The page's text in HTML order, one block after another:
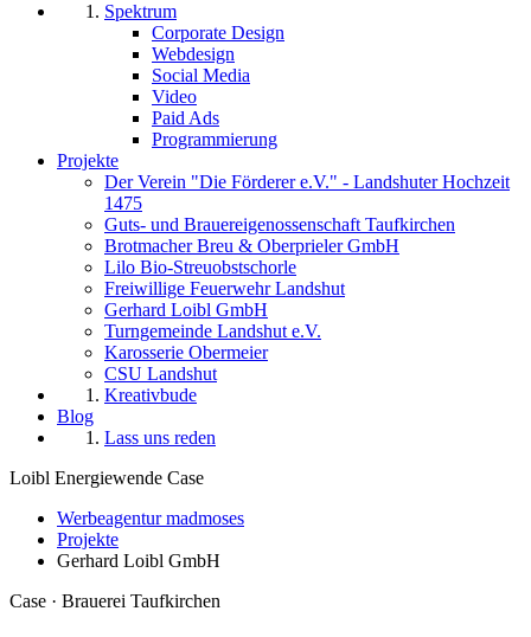
Spektrum
Corporate Design
Webdesign
Social Media
Video
Paid Ads
Programmierung
Projekte
Der Verein "Die Förderer e.V." - Landshuter Hochzeit
1475
Guts- und Brauereigenossenschaft Taufkirchen
Brotmacher Breu & Oberprieler GmbH
Lilo Bio-Streuobstschorle
Freiwillige Feuerwehr Landshut
Gerhard Loibl GmbH
Turngemeinde Landshut e.V.
Karosserie Obermeier
CSU Landshut
Kreativbude
Blog
Lass uns reden
Loibl Energiewende Case
Werbeagentur madmoses
Projekte
Gerhard Loibl GmbH
Case · Brauerei Taufkirchen